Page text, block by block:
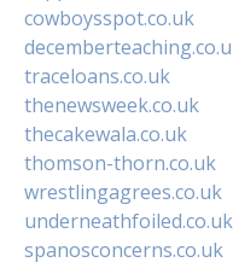
cowboysspot.co.uk
traceloans.co.uk
thenewsweek.co.uk
thecakewala.co.uk
thomson-thorn.co.uk
wrestlingagrees.co.uk
underneathfoiled.co.uk
spanosconcerns.co.uk